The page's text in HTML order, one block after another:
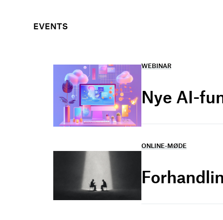
EVENTS
WEBINAR
Nye AI-
ONLINE-MØDE